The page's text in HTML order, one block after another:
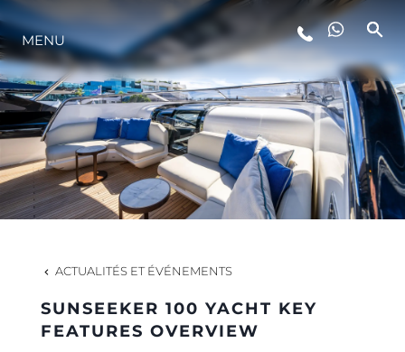
STYLE DE VIE
L'INNOVATION
LA SOCIÉTÉ
NOTRE ÉQUIPE
NOTRE HÉRITAGE
MENU
ACTUALITÉS ET ÉVÉNEMENTS
SUNSEEKER 100 YACHT KEY
FEATURES OVERVIEW